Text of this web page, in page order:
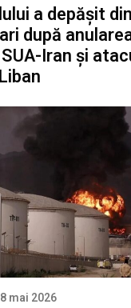
a depășit
după
Iran și
mai 2026